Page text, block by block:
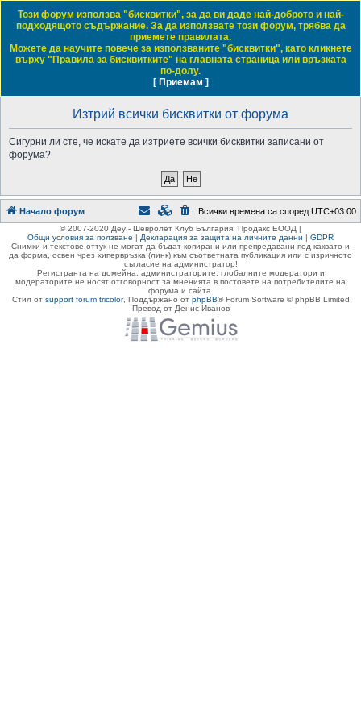
Daewoo & Chevrolet Club Bulgaria
ЧЗВ Правила на форума Влез
Регистрация
Начало форум
Виж активните теми
Изтрий всички бисквитки от форума
Сигурни ли сте, че искате да изтриете всички бисквитки записани от
форума?
Този форум използва "бисквитки", за да ви даде най-доброто и най-
подходящото съдържание. За да използвате този форум, трябва да
приемете правилата.
Можете да научите повече за използваните "бисквитки", като кликнете
върху "Правила за бисквитките" на главната страница или връзката
по-долу.
[ Приемам ]
Начало форум Всички времена са според UTC+03:00
© 2007-2020 Деу - Шевролет Клуб България, Продакс ЕООД |
Общи условия за ползване | Декларация за защита на личните данни | GDPR
Снимки и текстове оттук не могат да бъдат копирани или препредавани под каквато и
да форма, освен чрез хипервръзка (линк) към съответната публикация или с изричното
съгласие на администратор!
Регистранта на домейна, администраторите, глобалните модератори и
модераторите не носят отговорност за мненията в постовете на потребителите на
форума и сайта.
Стил от support forum tricolor, Поддържано от phpBB® Forum Software © phpBB Limited
Превод от Денис Иванов